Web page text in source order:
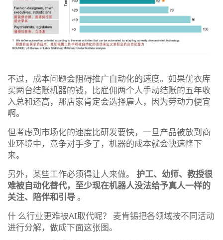
不过，成本问题会阻碍推广自动化的速度。如果优衣库
买两台结账机器的钱，比雇佣两个人手动结账的五年收
入总和还高，那店家肯定会选择雇人，因为劳动力便宜
啊。
但考虑到市场化的速度比研发要快，一旦产品被放到商
业环境中，竞争对手多了，机器的成本就会快速降下
来。
另外，某些工作必须得让人来做。 护工、幼师、教授很
难被自动化替代，至少现在机器人没法给予真人一样的
关注、陪伴和引导。
什 么行业更难被AI取代呢？ 麦肯锡把各领域按不同活动
进行分解，做成下面这张图。